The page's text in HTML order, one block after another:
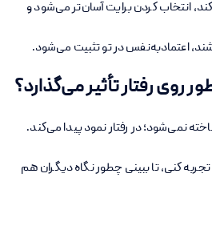
انتخاب کردن برایت آسان‌تر می‌شود و
اعتمادبه‌نفس در تو تثبیت می‌شود.
روی رفتار تأثیر می‌گذارد؟
نمی‌شود؛ در رفتار نمود پیدا می‌کند.
کنی، تا ببینی چطور نگاه دیگران هم